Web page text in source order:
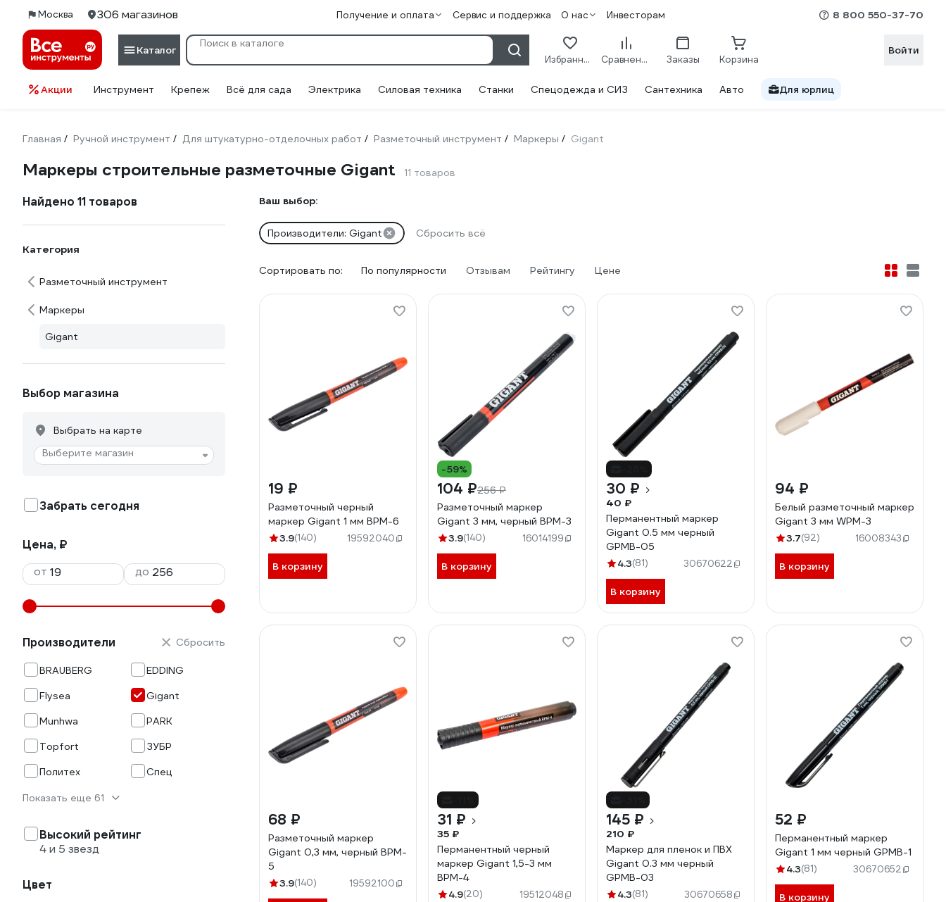
Москва 306 магазинов Получение и оплата Сервис и поддержка О нас Инвесторам 8 800 550-37-70
Каталог
Избранное Сравнение Заказы Корзина
Войти
Акции Инструмент Крепеж Всё для сада Электрика Силовая техника Станки Спецодежда и СИЗ Сантехника Авто Для юрлиц
Главная / Ручной инструмент / Для штукатурно-отделочных работ / Разметочный инструмент / Маркеры / Gigant
Маркеры строительные разметочные Gigant 11 товаров
Найдено 11 товаров
Категория
Разметочный инструмент
Маркеры
Gigant
Выбор магазина
Выбрать на карте
Выберите магазин
Забрать сегодня
Цена, ₽
от
до
Производители
BRAUBERG
EDDING
Flysea
Gigant
Munhwa
PARK
Topfort
ЗУБР
Политех
Спец
Показать еще 61
Сбросить
Высокий рейтинг
4 и 5 звезд
Цвет
Ваш выбор:
Производители: Gigant Сбросить всё
Сортировать по: По популярности Отзывам Рейтингу Цене
19 ₽
Разметочный черный
маркер Gigant 1 мм BPM-6
3.9(140) 19592040
В корзину
-59%
104 ₽256 ₽
Разметочный маркер
Gigant 3 мм, черный BPM-3
3.9(140) 16014199
В корзину
30 ₽
40 ₽
Перманентный маркер
Gigant 0.5 мм черный
GPMB-05
4.3(81) 30670622
В корзину
94 ₽
Белый разметочный маркер
Gigant 3 мм WPM-3
3.7(92) 16008343
В корзину
68 ₽
Разметочный маркер
Gigant 0,3 мм, черный BPM-
5
3.9(140) 19592100
31 ₽
35 ₽
Перманентный черный
маркер Gigant 1,5-3 мм
BPM-4
4.9(20) 19512048
145 ₽
210 ₽
Маркер для пленок и ПВХ
Gigant 0.3 мм черный
GPMB-03
4.3(81) 30670658
52 ₽
Перманентный маркер
Gigant 1 мм черный GPMB-1
4.3(81) 30670652
В корзину